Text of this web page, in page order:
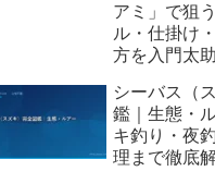
アミ」で狙
ル・仕掛け
方を入門太
シーバス（
鑑｜生態・
キ釣り・夜
理まで徹底